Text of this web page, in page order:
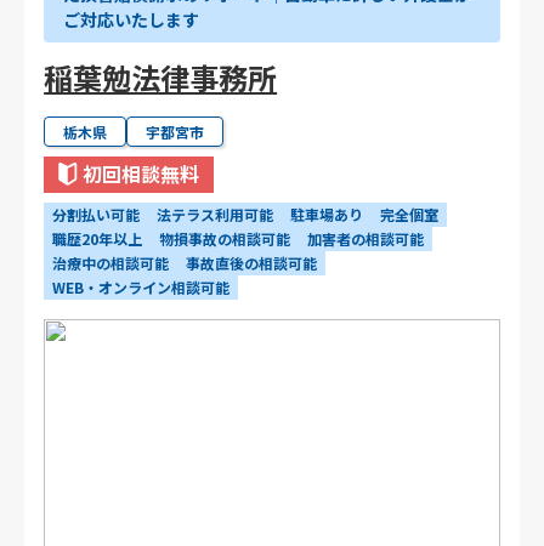
ご対応いたします
稲葉勉法律事務所
栃木県 宇都宮市
初回相談無料
分割払い可能 法テラス利用可能 駐車場あり
完全個室
職歴20年以上
物損事故の相談可能
加害者の相談可能
治療中の相談可能
事故直後の相談可能
WEB・オンライン相談可能